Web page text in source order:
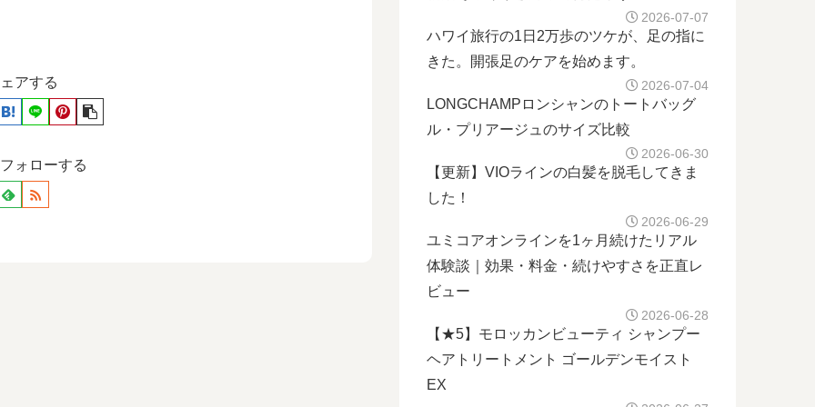
アする
ォローする
2026-07-07
ハワイ旅行の1日2万歩のツケが、足の指に
きた。開張足のケアを始めます。
2026-07-04
LONGCHAMPロンシャンのトートバッグ
ル・プリアージュのサイズ比較
2026-06-30
【更新】VIOラインの白髪を脱毛してきま
した！
2026-06-29
ユミコアオンラインを1ヶ月続けたリアル
体験談｜効果・料金・続けやすさを正直レ
ビュー
2026-06-28
【★5】モロッカンビューティ シャンプー
ヘアトリートメント ゴールデンモイスト
EX